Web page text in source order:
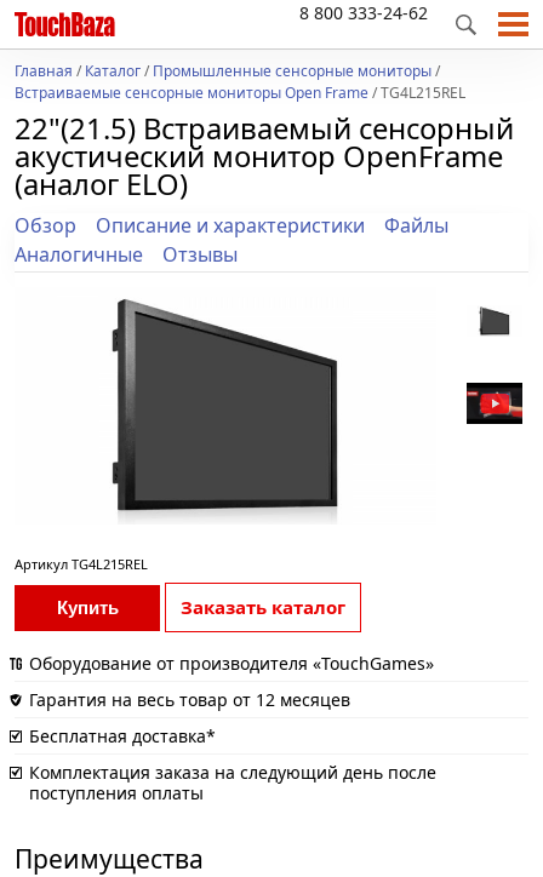
8 800 333-24-62
Главная /Каталог/Промышленные сенсорные мониторы/
Встраиваемые сенсорные мониторы Open Frame/ TG4L215REL
22"(21.5) Встраиваемый сенсорный
акустический монитор OpenFrame
(аналог ELO)
Обзор Описание и характеристики
Файлы
Аналогичные
Отзывы
Артикул TG4L215REL
Купить Заказать каталог
Оборудование от производителя «TouchGames»
Гарантия на весь товар от 12 месяцев
Бесплатная доставка*
Комплектация заказа на следующий день после
поступления оплаты
Преимущества